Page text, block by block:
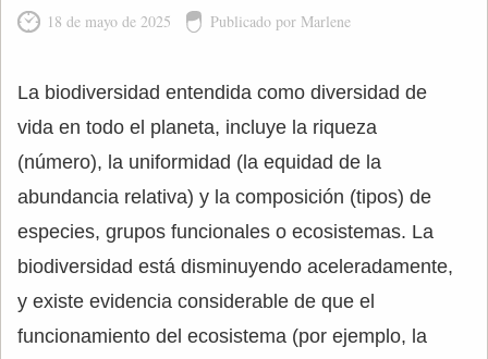
18 de mayo de 2025 Publicado por Marlene
La biodiversidad entendida como diversidad de
vida en todo el planeta, incluye la riqueza
(número), la uniformidad (la equidad de la
abundancia relativa) y la composición (tipos) de
especies, grupos funcionales o ecosistemas. La
biodiversidad está disminuyendo aceleradamente,
y existe evidencia considerable de que el
funcionamiento del ecosistema (por ejemplo, la